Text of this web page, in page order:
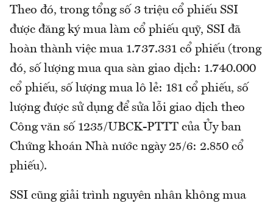
Theo đó, trong tổng số 3 triệu cổ phiếu SSI
được đăng ký mua làm cổ phiếu quỹ, SSI đã
hoàn thành việc mua 1.737.331 cổ phiếu (trong
đó, số lượng mua qua sàn giao dịch: 1.740.000
cổ phiếu, số lượng mua lô lẻ: 181 cổ phiếu, số
lượng được sử dụng để sửa lỗi giao dịch theo
Công văn số 1235/UBCK-PTTT của Ủy ban
Chứng khoán Nhà nước ngày 25/6: 2.850 cổ
phiếu).
SSI cũng giải trình nguyên nhân không mua